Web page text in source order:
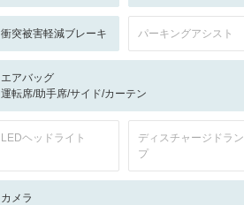
衝突被害軽減ブレーキ パーキングアシスト
エアバッグ
運転席/助手席/サイド/カーテン
LEDヘッドライト
ディスチャージドラン
プ
カメラ